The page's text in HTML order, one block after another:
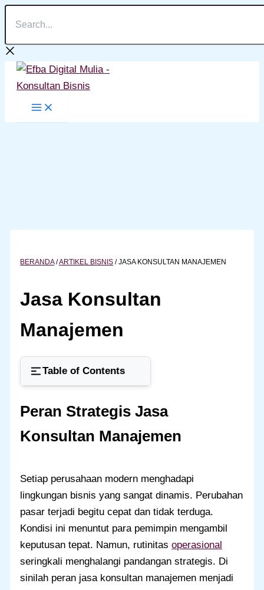
konten
Search...
BERANDA/ARTIKEL BISNIS /JASA KONSULTAN MANAJEMEN
Jasa Konsultan
Manajemen
Table of Contents
Peran Strategis Jasa
Konsultan Manajemen
Setiap perusahaan modern menghadapi
lingkungan bisnis yang sangat dinamis. Perubahan
pasar terjadi begitu cepat dan tidak terduga.
Kondisi ini menuntut para pemimpin mengambil
keputusan tepat. Namun, rutinitasoperasional
seringkali menghalangi pandangan strategis. Di
sinilah peran jasa konsultan manajemen menjadi